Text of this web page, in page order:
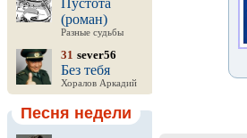
Пустота
(роман)
Разные судьбы
31 sever56
Без тебя
Хоралов Аркадий
Песня недели